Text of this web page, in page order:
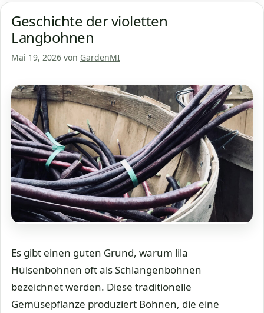
Geschichte der violetten
Langbohnen
Mai 19, 2026 von GardenMI
Es gibt einen guten Grund, warum lila
Hülsenbohnen oft als Schlangenbohnen
bezeichnet werden. Diese traditionelle
Gemüsepflanze produziert Bohnen, die eine